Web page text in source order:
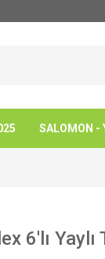
SALOMON -
6'lı